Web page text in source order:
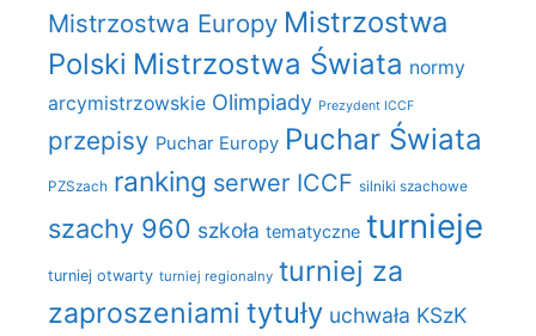
Mistrzostwa Europy Mistrzostwa
Polski Mistrzostwa Świata normy
arcymistrzowskie Olimpiady Prezydent ICCF
przepisy Puchar Europy Puchar Świata
PZSzach ranking serwer ICCF silniki szachowe
szachy 960 szkoła tematyczne turnieje
turniej otwarty turniej regionalny turniej za
zaproszeniami tytuły uchwała KSzK